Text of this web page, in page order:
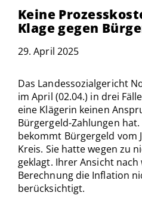
ausgewählten
Links
zu
Seiten
Keine
Klage gegen
29. April 2025
Das Landessozialgericht
im April (02.04.) in drei
eine Klägerin keinen
Bürgergeld-Zahlungen
bekommt Bürgergeld vom
Kreis. Sie hatte wegen zu
geklagt. Ihrer Ansicht
Berechnung die Inflation
berücksichtigt.